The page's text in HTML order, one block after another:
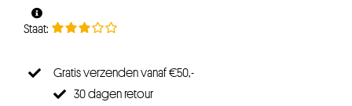
Gratis verzenden vanaf €50,-
30 dagen retour